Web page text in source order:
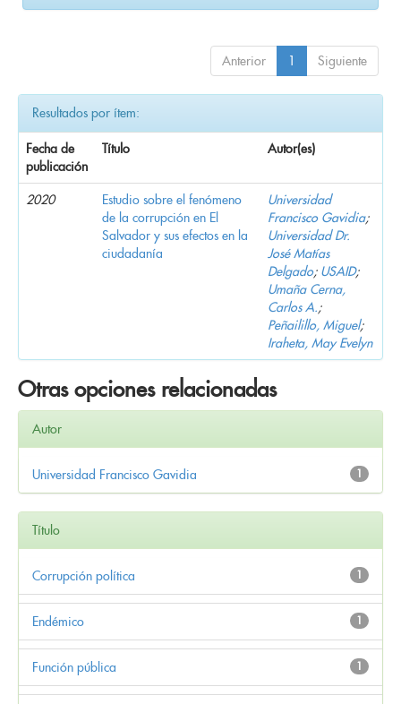
Anterior 1 Siguiente
Resultados por ítem:
Fecha de
publicación
Título Autor(es)
2020
Estudio sobre el fenómeno
de la corrupción en El
Salvador y sus efectos en la
ciudadanía
Universidad
Francisco Gavidia;
Universidad Dr.
José Matías
Delgado; USAID;
Umaña Cerna,
Carlos A.;
Peñailillo, Miguel;
Iraheta, May Evelyn
Otras opciones relacionadas
Autor
1
Universidad Francisco Gavidia
Título
1
Corrupción política
1
Endémico
1
Función pública